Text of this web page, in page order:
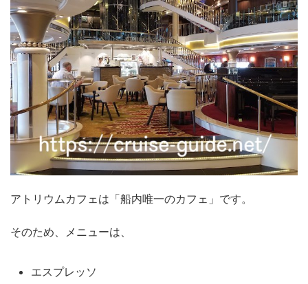
アトリウムカフェは「船内唯一のカフェ」です。
そのため、メニューは、
エスプレッソ